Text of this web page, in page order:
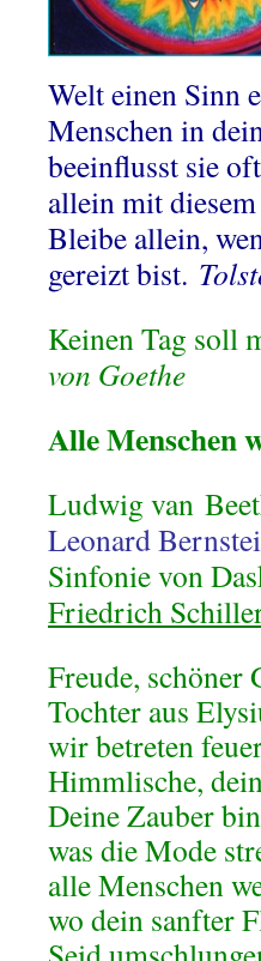
Welt einen Sinn
Menschen in
beeinflusst sie
allein mit
Bleibe allein,
gereizt bist.
Keinen Tag soll
von Goethe
Alle Menschen
Ludwig van
Leonard
Sinfonie von
Friedrich
Freude, schöner
Tochter aus
wir betreten
Himmlische,
Deine Zauber
was die Mode
alle Menschen
wo dein sanfter